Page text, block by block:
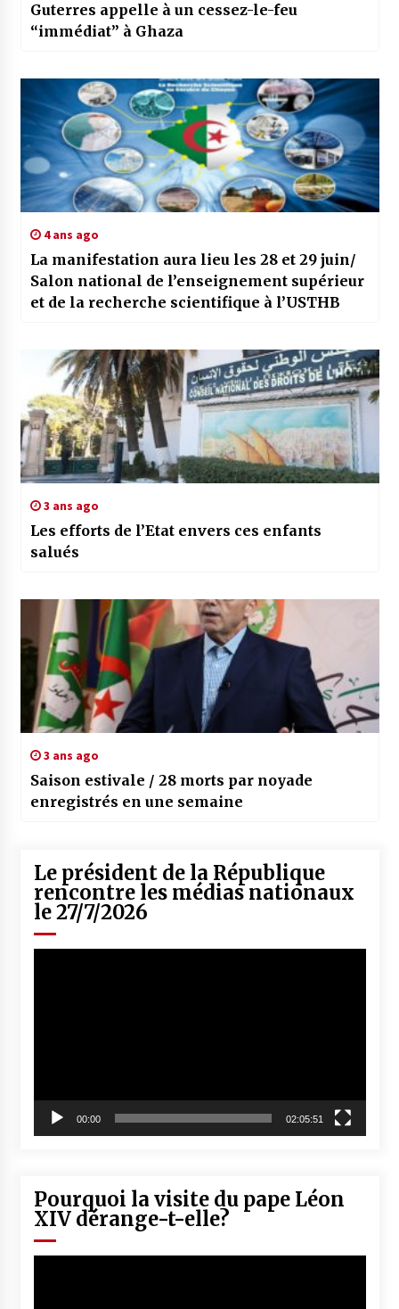
Guterres appelle à un cessez-le-feu
“immédiat” à Ghaza
4 ans ago
La manifestation aura lieu les 28 et 29 juin/
Salon national de l’enseignement supérieur
et de la recherche scientifique à l’USTHB
3 ans ago
Les efforts de l’Etat envers ces enfants
salués
3 ans ago
Saison estivale / 28 morts par noyade
enregistrés en une semaine
Le président de la République
rencontre les médias nationaux
le 27/7/2026
00:00 02:05:51
Pourquoi la visite du pape Léon
XIV dérange-t-elle?